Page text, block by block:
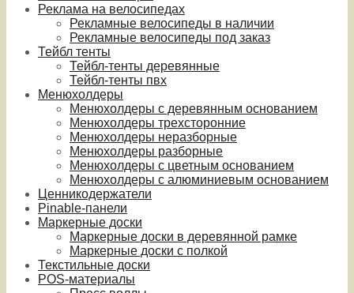
Реклама на велосипедах
Рекламные велосипеды в наличии
Рекламные велосипеды под заказ
Тейбл тенты
Тейбл-тенты деревянные
Тейбл-тенты пвх
Менюхолдеры
Менюхолдеры с деревянным основанием
Менюхолдеры трехсторонние
Менюхолдеры неразборные
Менюхолдеры разборные
Менюхолдеры с цветным основанием
Менюхолдеры с алюминиевым основанием
Ценникодержатели
Pinable-панели
Маркерные доски
Маркерные доски в деревянной рамке
Маркерные доски с полкой
Текстильные доски
POS-материалы